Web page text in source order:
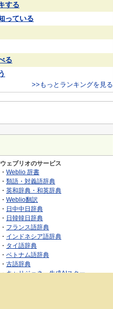
する
っている
る
>>もっとランキングを見る
ウェブリオのサービス
・ Weblio 辞書
・ 類語・対義語辞典
・ 英和辞典・和英辞典
・ Weblio翻訳
・ 日中中日辞典
・ 日韓韓日辞典
・ フランス語辞典
・ インドネシア語辞典
・ タイ語辞典
・ ベトナム語辞典
・ 古語辞典
・キャリジェネ～生成AIスクー